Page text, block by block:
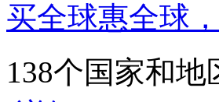
买全球惠全球
138个国家和